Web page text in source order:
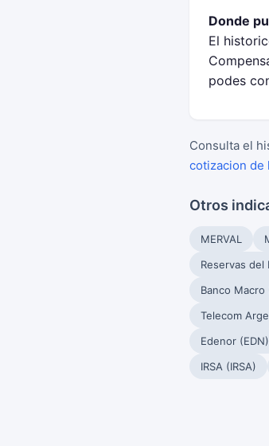
Donde
El
podes
Consulta el
cotizacion de
Otros
MERVAL
Reservas del
Banco Macro
Telecom
Edenor (EDN)
IRSA (IRSA)